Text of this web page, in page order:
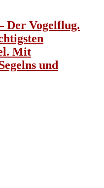
Der Vogelflug.
Mit
und